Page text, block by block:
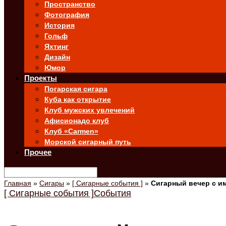
Пространство
Фотография
История
Гольф
Яхтинг
Дизайн
Юмор
Проекты
Погарская сигара
Куба как открытие
Клуб мужских увлечений
Афисионадо клуб
Клуб «Carmen»
Морской сигарный путь
Прочее
Главная » Сигары » [ Сигарные события ] » Сигарный вечер с
[ Сигарные события ]События